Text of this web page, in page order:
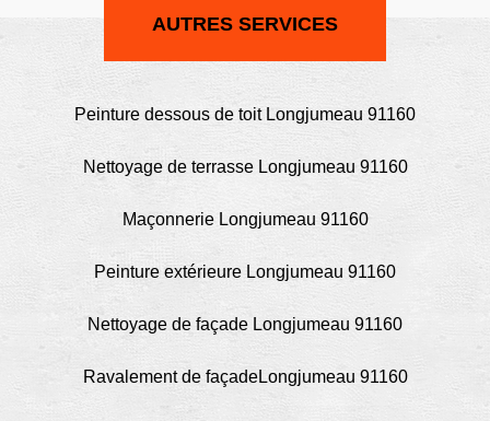
AUTRES SERVICES
Peinture dessous de toit Longjumeau 91160
Nettoyage de terrasse Longjumeau 91160
Maçonnerie Longjumeau 91160
Peinture extérieure Longjumeau 91160
Nettoyage de façade Longjumeau 91160
Ravalement de façadeLongjumeau 91160